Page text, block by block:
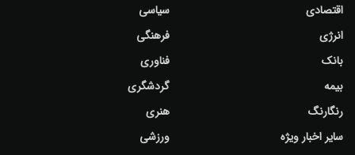
اقتصادی
انرژی
بانک
بیمه
رنگارنگ
سایر اخبار ویژه
سیاسی
فرهنگی
فناوری
گردشگری
هنری
ورزشی